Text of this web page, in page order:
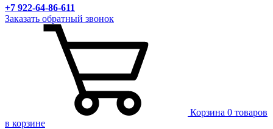
+7 922-64-86-611
Заказать обратный звонок
Корзина 0 товаров
в корзине